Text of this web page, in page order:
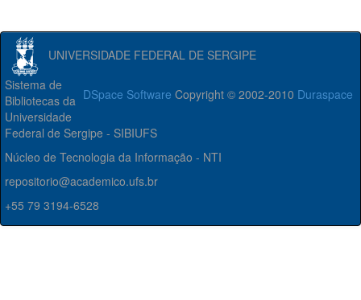
UNIVERSIDADE FEDERAL DE SERGIPE
DSpace Software Copyright © 2002-2010 Duraspace
Sistema de
Bibliotecas da
Universidade
Federal de Sergipe - SIBIUFS
Núcleo de Tecnologia da Informação - NTI
repositorio@academico.ufs.br
+55 79 3194-6528